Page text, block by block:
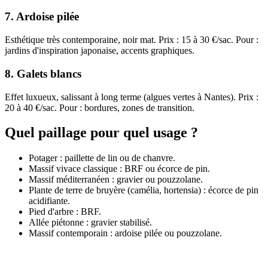
7. Ardoise pilée
Esthétique très contemporaine, noir mat. Prix : 15 à 30 €/sac. Pour :
jardins d'inspiration japonaise, accents graphiques.
8. Galets blancs
Effet luxueux, salissant à long terme (algues vertes à Nantes). Prix :
20 à 40 €/sac. Pour : bordures, zones de transition.
Quel paillage pour quel usage ?
Potager : paillette de lin ou de chanvre.
Massif vivace classique : BRF ou écorce de pin.
Massif méditerranéen : gravier ou pouzzolane.
Plante de terre de bruyère (camélia, hortensia) : écorce de pin
acidifiante.
Pied d'arbre : BRF.
Allée piétonne : gravier stabilisé.
Massif contemporain : ardoise pilée ou pouzzolane.